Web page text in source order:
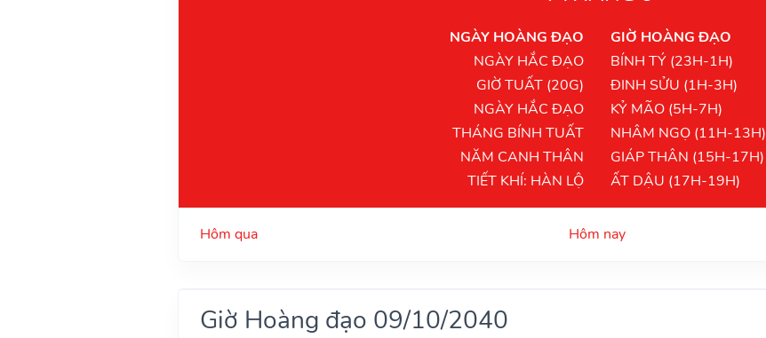
NGÀY HOÀNG ĐẠO
NGÀY HẮC ĐẠO
GIỜ TUẤT (20G)
NGÀY HẮC ĐẠO
THÁNG BÍNH TUẤT
NĂM CANH THÂN
TIẾT KHÍ: HÀN LỘ
GIỜ HOÀNG ĐẠO
BÍNH TÝ (23H-1H)
ĐINH SỬU (1H-3H)
KỶ MÃO (5H-7H)
NHÂM NGỌ (11H-13H)
GIÁP THÂN (15H-17H)
ẤT DẬU (17H-19H)
Hôm qua Hôm nay
Giờ Hoàng đạo 09/10/2040